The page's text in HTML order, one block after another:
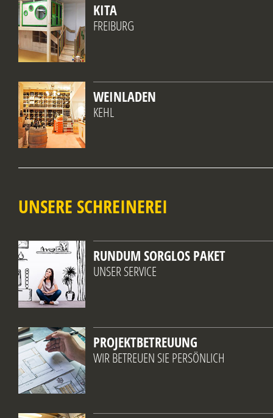
KITA
FREIBURG
WEINLADEN
KEHL
UNSERE SCHREINEREI
RUNDUM SORGLOS PAKET
UNSER SERVICE
PROJEKTBETREUUNG
WIR BETREUEN SIE PERSÖNLICH